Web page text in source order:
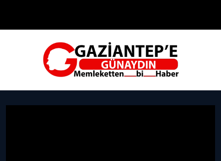
Teknoloji